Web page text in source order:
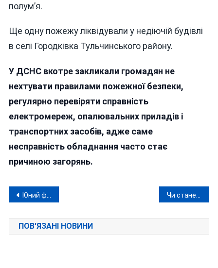
полум’я.
Ще одну пожежу ліквідували у недіючій будівлі
в селі Городківка Тульчинського району.
У ДСНС вкотре закликали громадян не
нехтувати правилами пожежної безпеки,
регулярно перевіряти справність
електромереж, опалювальних приладів і
транспортних засобів, адже саме
несправність обладнання часто стає
причиною загорянь.
Навігація
записів
Юний футболіст «Олімпіка» загинув у трагічній ДТП на Вінниччині: оголошено збір коштів для родини
ПОВ'ЯЗАНІ НОВИНИ